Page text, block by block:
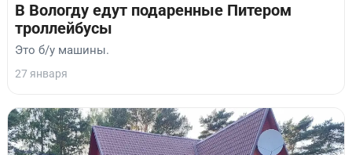
В Вологду едут подаренные Питером
троллейбусы
Это б/у машины.
27 января